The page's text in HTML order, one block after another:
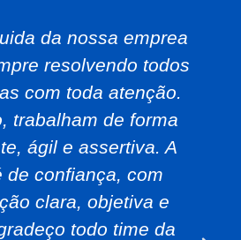
da nossa emprea
resolvendo todos
com toda atenção.
trabalham de forma
ágil e assertiva. A
de confiança, com
clara, objetiva e
todo time da